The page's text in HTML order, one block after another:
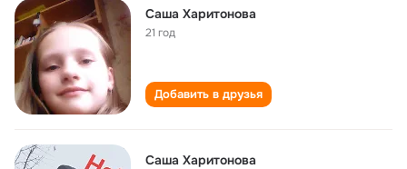
Саша Харитонова
21 год
Добавить в друзья
Саша Харитонова